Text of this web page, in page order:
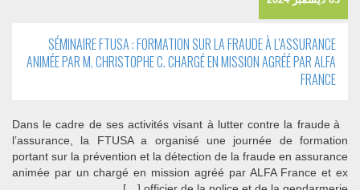
SÉMINAIRE FTUSA : FORMATION SUR LA FRAUDE À L’ASSURANCE
ANIMÉE PAR M. CHRISTOPHE C. CHARGÉ EN MISSION AGRÉÉ PAR ALFA
FRANCE
Dans le cadre de ses activités visant à lutter contre la fraude à
l’assurance, la FTUSA a organisé une journée de formation
portant sur la prévention et la détection de la fraude en assurance
animée par un chargé en mission agréé par ALFA France et ex